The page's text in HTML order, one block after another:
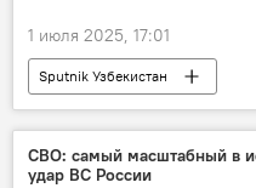
1 июля 2025, 17:01
Sputnik Узбекистан
СВО: самый масштабный в
удар ВС России